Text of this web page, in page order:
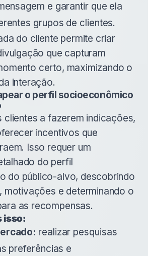
e garantir que ela
grupos de clientes.
do cliente permite criar
que capturam
certo, maximizando o
interação.
o perfil socioeconômico
clientes a fazerem indicações,
incentivos que
Isso requer um
do perfil
do público-alvo, descobrindo
motivações e determinando o
as recompensas.
isso:
realizar pesquisas
preferências e